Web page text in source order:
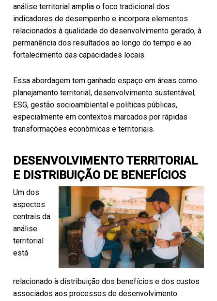
análise territorial amplia o foco tradicional dos
indicadores de desempenho e incorpora elementos
relacionados à qualidade do desenvolvimento gerado, à
permanência dos resultados ao longo do tempo e ao
fortalecimento das capacidades locais.
Essa abordagem tem ganhado espaço em áreas como
planejamento territorial, desenvolvimento sustentável,
ESG, gestão socioambiental e políticas públicas,
especialmente em contextos marcados por rápidas
transformações econômicas e territoriais.
DESENVOLVIMENTO TERRITORIAL
E DISTRIBUIÇÃO DE BENEFÍCIOS
Um dos
aspectos
centrais da
análise
territorial
está
relacionado à distribuição dos benefícios e dos custos
associados aos processos de desenvolvimento.